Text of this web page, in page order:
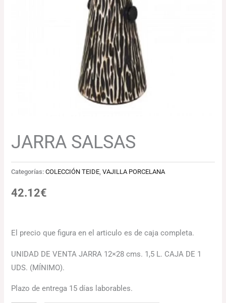
JARRA SALSAS
Categorías:COLECCIÓN TEIDE ,VAJILLA PORCELANA
42.12€
El precio que figura en el articulo es de caja completa.
UNIDAD DE VENTA JARRA 12×28 cms. 1,5 L. CAJA DE 1
UDS. (MÍNIMO).
Plazo de entrega 15 días laborables.